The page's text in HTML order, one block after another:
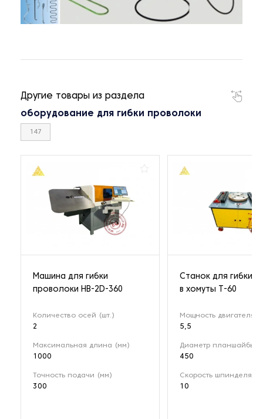
Другие товары из раздела
оборудование для гибки проволоки
147
Машина для гибки
проволоки HB-2D-360
Количество осей (шт.)
2
Максимальная длина (мм)
1000
Точность подачи (мм)
300
Станок для гибки
в хомуты Т-60
Мощность двигателя
5,5
Диаметр планшайбы
450
Скорость шпинделя
10